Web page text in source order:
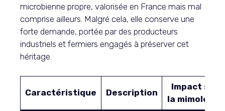
microbienne propre, valorisée en France mais mal
comprise ailleurs. Malgré cela, elle conserve une
forte demande, portée par des producteurs
industriels et fermiers engagés à préserver cet
héritage.
Caractéristique Description
Impact sur
la mimolette